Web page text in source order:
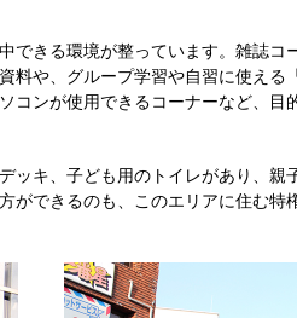
きる環境が整っています。雑誌コ
料や、グループ学習や自習に使える
ンが使用できるコーナーなど、目
ッキ、子ども用のトイレがあり、
できるのも、このエリアに住む特